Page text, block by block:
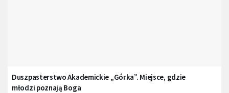
Duszpasterstwo Akademickie „Górka”. Miejsce, gdzie
młodzi poznają Boga